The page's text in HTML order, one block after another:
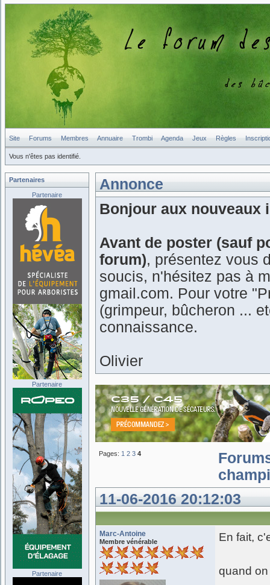
Site Forums Membres Annuaire Trombi Agenda Jeux Règles
Vous n'êtes pas identifié.
Annonce
Bonjour aux nouveaux
Avant de poster (sauf
forum), présentez vous
soucis, n'hésitez pas à
gmail.com. Pour votre
(grimpeur, bûcheron ...
connaissance.
Olivier
Pages: 1 2 3 4
11-06-2016 20:12:03
Marc-Antoine
Membre vénérable En fait,
quand
Partenaires
Partenaire
Partenaire
Partenaire